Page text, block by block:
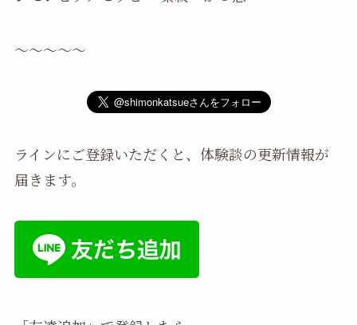
〜〜〜〜〜
ラインにご登録いただくと、体験談の更新情報が
届きます。